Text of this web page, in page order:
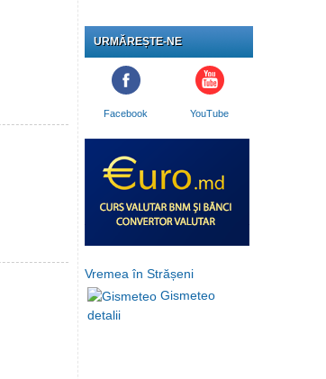
URMĂREȘTE-NE
Facebook YouTube
Vremea în Strășeni
Gismeteo
detalii